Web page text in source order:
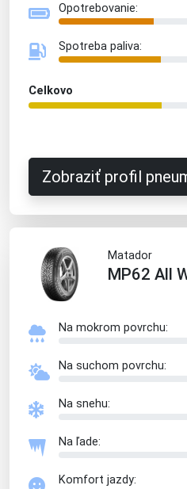
Opotrebovanie:
Spotreba paliva:
Celkovo
Zobraziť profil
Matador
MP62 All
Na mokrom povrchu:
Na suchom povrchu:
Na snehu:
Na ľade:
Komfort jazdy: